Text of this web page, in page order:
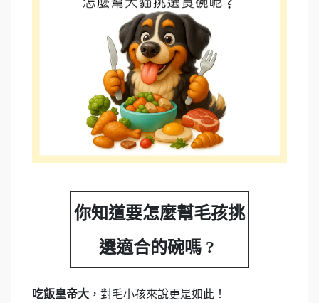
你知道要怎麼幫毛孩挑
選適合的碗嗎 ?
吃飯皇帝大 ，對毛小孩來說更是如此！